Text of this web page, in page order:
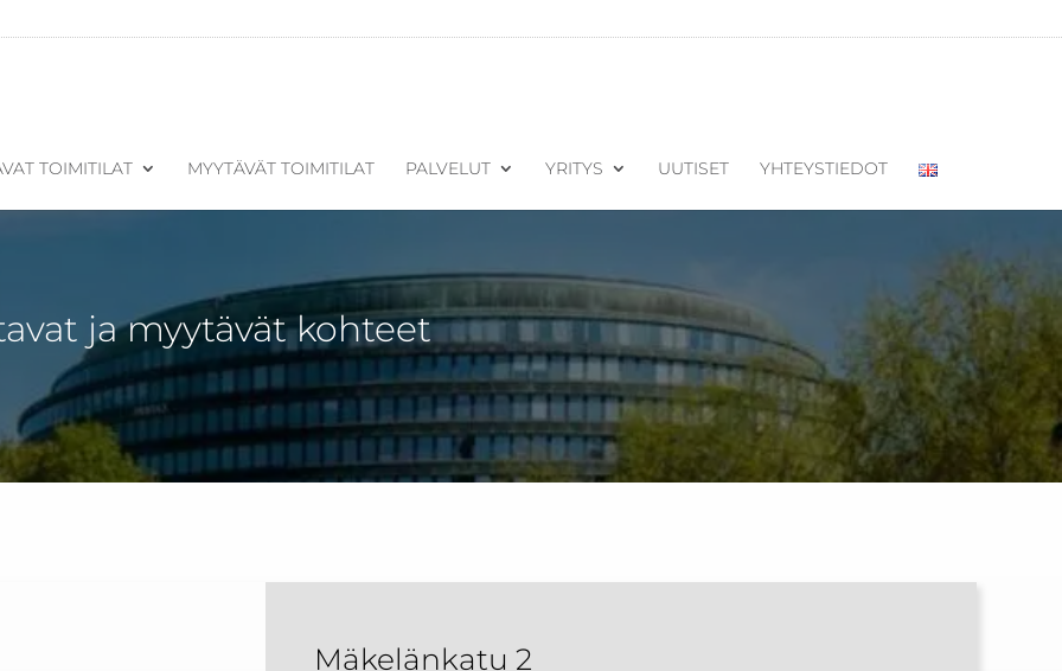
TOIMITILAT MYYTÄVÄT TOIMITILAT PALVELUT YRITYS UUTISET YHTEYSTIEDOT
ja myytävät kohteet
Mäkelänkatu 2